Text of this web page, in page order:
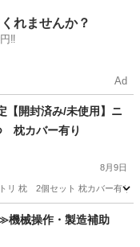
れませんか？
‼️
Ad
【開封済み/未使用】ニ
枕カバー有り
8月9日
枕 2個セット 枕カバー有り
械操作・製造補助